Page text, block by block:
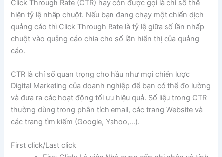
Click Through Rate (CTR) hay còn được gọi là chỉ số thể
hiện tỷ lệ nhấp chuột. Nếu bạn đang chạy một chiến dịch
quảng cáo thì Click Through Rate là tỷ lệ giữa số lần nhấp
chuột vào quảng cáo chia cho số lần hiển thị của quảng
cáo.
CTR là chỉ số quan trọng cho hầu như mọi chiến lược
Digital Marketing của doanh nghiệp để bạn có thể đo lường
và đưa ra các hoạt động tối ưu hiệu quả. Số liệu trong CTR
thường dùng trong phân tích email, các trang Website và
các trang tìm kiếm (Google, Yahoo,…).
First click/Last click